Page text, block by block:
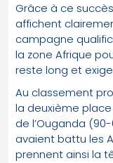
Grâce à ce
affichent
campagne
la zone Afrique
reste long et
Au classement
la deuxième place
de l’Ouganda
avaient battu les
prennent ainsi la